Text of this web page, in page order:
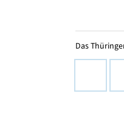
Das